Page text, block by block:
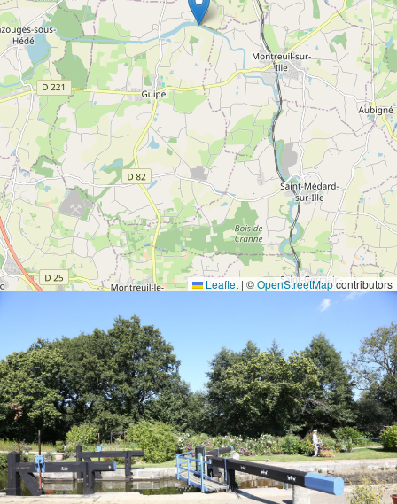
Leaflet | ©OpenStreetMapcontributors